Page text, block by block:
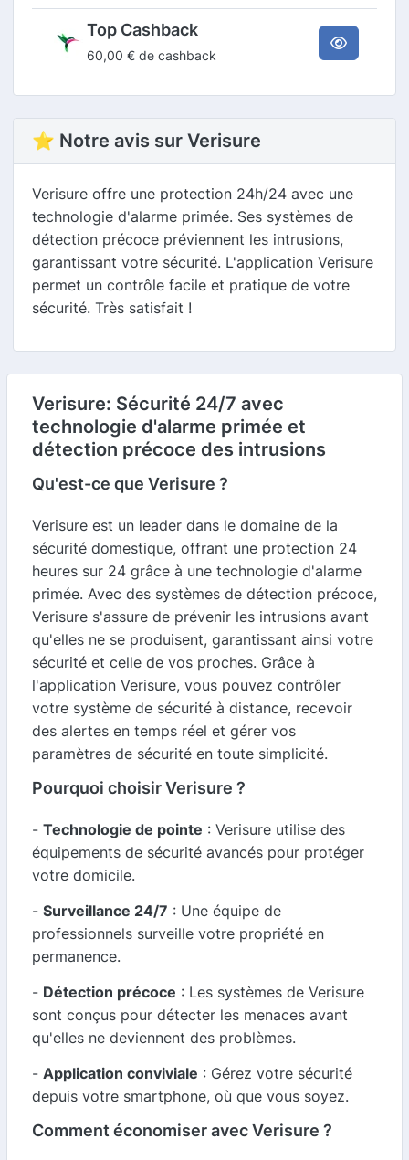
Top Cashback
60,00 € de cashback
⭐ Notre avis sur Verisure
Verisure offre une protection 24h/24 avec une
technologie d'alarme primée. Ses systèmes de
détection précoce préviennent les intrusions,
garantissant votre sécurité. L'application Verisure
permet un contrôle facile et pratique de votre
sécurité. Très satisfait !
Verisure: Sécurité 24/7 avec
technologie d'alarme primée et
détection précoce des intrusions
Qu'est-ce que Verisure ?
Verisure est un leader dans le domaine de la
sécurité domestique, offrant une protection 24
heures sur 24 grâce à une technologie d'alarme
primée. Avec des systèmes de détection précoce,
Verisure s'assure de prévenir les intrusions avant
qu'elles ne se produisent, garantissant ainsi votre
sécurité et celle de vos proches. Grâce à
l'application Verisure, vous pouvez contrôler
votre système de sécurité à distance, recevoir
des alertes en temps réel et gérer vos
paramètres de sécurité en toute simplicité.
Pourquoi choisir Verisure ?
- Technologie de pointe : Verisure utilise des
équipements de sécurité avancés pour protéger
votre domicile.
- Surveillance 24/7 : Une équipe de
professionnels surveille votre propriété en
permanence.
- Détection précoce : Les systèmes de Verisure
sont conçus pour détecter les menaces avant
qu'elles ne deviennent des problèmes.
- Application conviviale : Gérez votre sécurité
depuis votre smartphone, où que vous soyez.
Comment économiser avec Verisure ?